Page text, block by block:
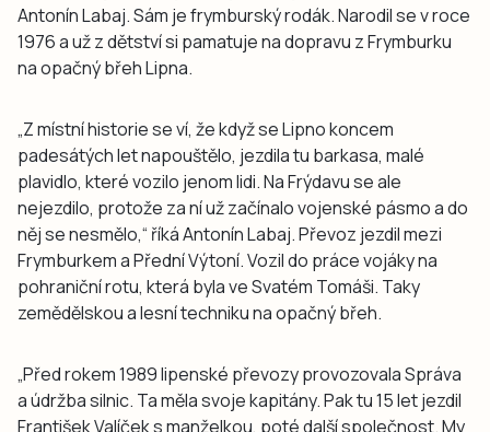
Antonín Labaj. Sám je frymburský rodák. Narodil se v roce
1976 a už z dětství si pamatuje na dopravu z Frymburku
na opačný břeh Lipna.
„Z místní historie se ví, že když se Lipno koncem
padesátých let napouštělo, jezdila tu barkasa, malé
plavidlo, které vozilo jenom lidi. Na Frýdavu se ale
nejezdilo, protože za ní už začínalo vojenské pásmo a do
něj se nesmělo,“ říká Antonín Labaj. Převoz jezdil mezi
Frymburkem a Přední Výtoní. Vozil do práce vojáky na
pohraniční rotu, která byla ve Svatém Tomáši. Taky
zemědělskou a lesní techniku na opačný břeh.
„Před rokem 1989 lipenské převozy provozovala Správa
a údržba silnic. Ta měla svoje kapitány. Pak tu 15 let jezdil
František Valíček s manželkou, poté další společnost. My